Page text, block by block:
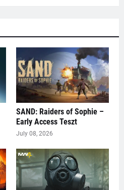
SAND: Raiders of Sophie –
Early Access Teszt
July 08, 2026